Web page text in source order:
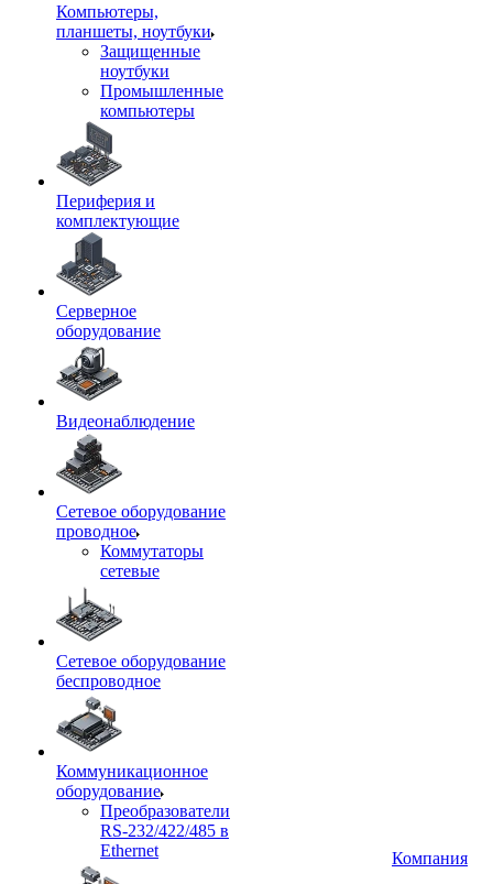
Компьютеры,
планшеты, ноутбуки
Защищенные
ноутбуки
Промышленные
компьютеры
Периферия и
комплектующие
Серверное
оборудование
Видеонаблюдение
Сетевое оборудование
проводное
Коммутаторы
сетевые
Сетевое оборудование
беспроводное
Коммуникационное
оборудование
Преобразователи
RS-232/422/485 в
Ethernet
Компания